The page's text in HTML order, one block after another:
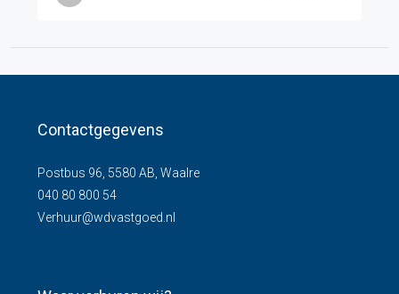
Contactgegevens
Postbus 96, 5580 AB, Waalre
040 80 800 54
Verhuur@wdvastgoed.nl